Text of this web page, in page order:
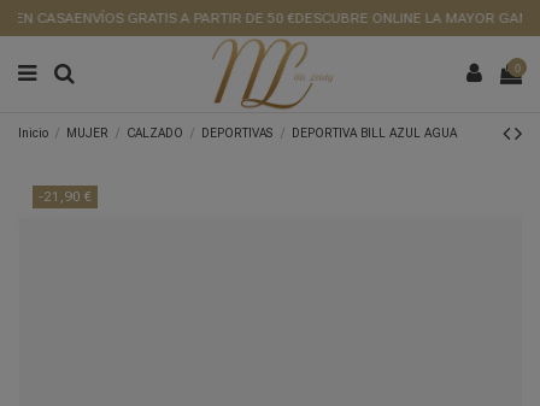
CASAENVÍOS GRATIS A PARTIR DE 50 €DESCUBRE ONLINE LA MAYOR GAMA
0
Inicio MUJER CALZADO DEPORTIVAS DEPORTIVA BILL AZUL AGUA
-21,90 €